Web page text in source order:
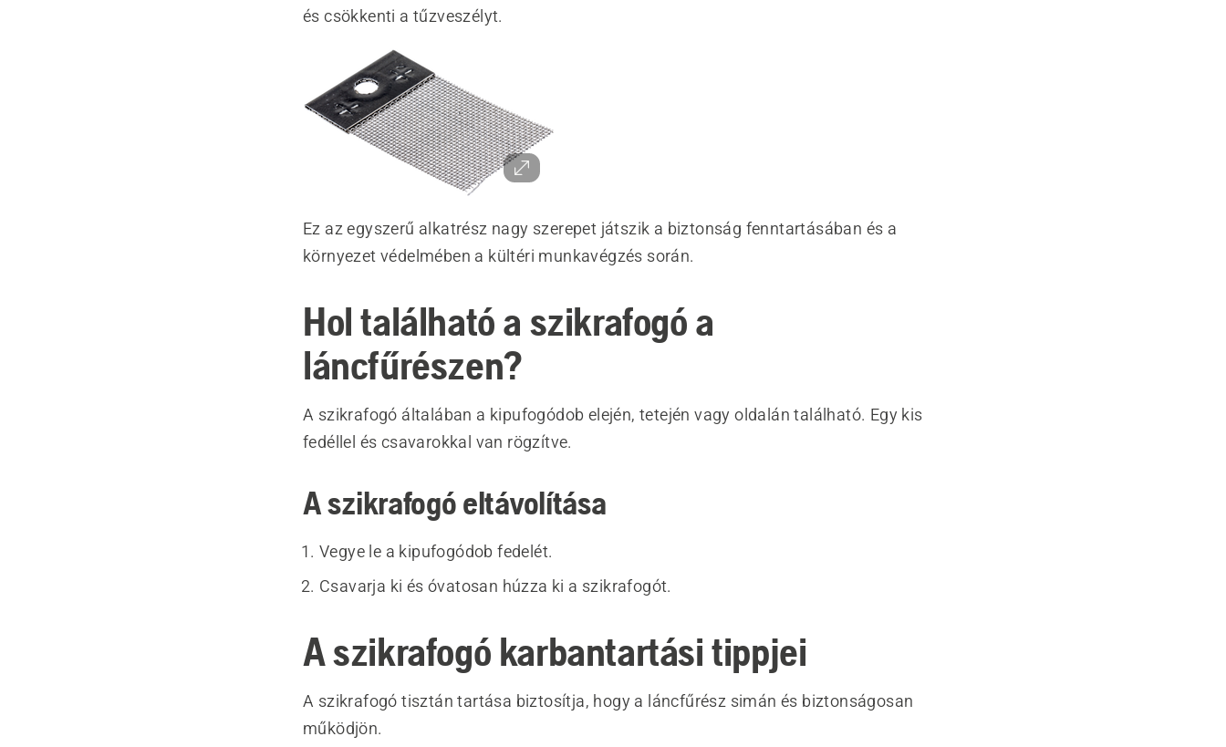
és csökkenti a tűzveszélyt.
Ez az egyszerű alkatrész nagy szerepet játszik a biztonság fenntartásában és a
környezet védelmében a kültéri munkavégzés során.
Hol található a szikrafogó a
láncfűrészen?
A szikrafogó általában a kipufogódob elején, tetején vagy oldalán található. Egy kis
fedéllel és csavarokkal van rögzítve.
A szikrafogó eltávolítása
Vegye le a kipufogódob fedelét.
Csavarja ki és óvatosan húzza ki a szikrafogót.
A szikrafogó karbantartási tippjei
A szikrafogó tisztán tartása biztosítja, hogy a láncfűrész simán és biztonságosan
működjön.